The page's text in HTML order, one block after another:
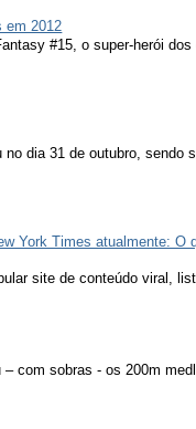
em 2012
#15, o super-herói
dia 31 de outubro, sendo
York Times atualmente: O
site de conteúdo viral,
com sobras - os 200m